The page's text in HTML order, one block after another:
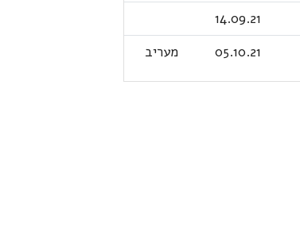
14.09.21
05.10.21 מעריב